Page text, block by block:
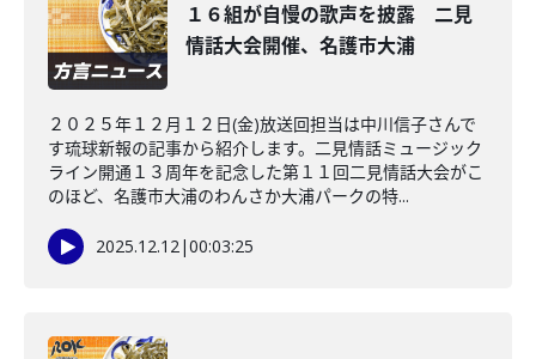
１６組が自慢の歌声を披露 二見
情話大会開催、名護市大浦
２０２５年１２月１２日(金)放送回担当は中川信子さんで
す琉球新報の記事から紹介します。二見情話ミュージック
ライン開通１３周年を記念した第１１回二見情話大会がこ
のほど、名護市大浦のわんさか大浦パークの特...
2025.12.12|00:03:25